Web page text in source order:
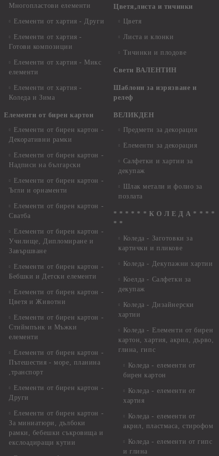
Многопластови елементи
Елементи от хартия - Други
Елементи от хартия -
Готови композиции
Елементи от хартия - Микс
елементи
Елементи от хартия -
Коледа и Зима
Елементи от бирен картон
Елементи от бирен картон -
Декоративни рамки
Елементи от бирен картон -
Надписи на български
Елементи от бирен картон -
Ъгли и орнаменти
Елементи от бирен картон -
Сватба
Елементи от бирен картон -
Училище, Дипломиране и
Завършване
Елементи от бирен картон -
Бебшки и Детски елементи
Елементи от бирен картон -
Цветя и Животни
Елементи от бирен картон -
Стиймпънк и Мъжки
елементи
Елементи от бирен картон -
Пътешестия - море, планина
,транспорт
Елементи от бирен картон -
Други
Елементи от бирен картон -
За миниатюри, дълбоки
рамки, бебешки съкровища и
екслоадиращи кутии
Цветя,листа и тичинки
Цветя
Листа и клонки
Тичинки и плодове
Свети ВАЛЕНТИН
Шаблони за изрязване и
релеф
ВЕЛИКДЕН
Предмети за декорация
Елементи за декорация
Салфетки и хартии за
декупаж
Шлак метали и фолио за
позлата
* * * * * * К О Л Е Д А * * * *
* *
Коледа - Заготовки за
картички и пликове
Коледа - Декупажни хартии
Коелда - Салфетки за
декупаж
Коледа - Дизайнерски
хартии
Коледа - Eлементи от бирен
картон, хартия, акрил, дърво,
глина, гипс
Коледа - елементи от
бирен картон
Коледа - елементи от
хартия
Коледа - елементи от
акрил, пластмаса, стирофом
Коледа - елементи от гипс
и глина